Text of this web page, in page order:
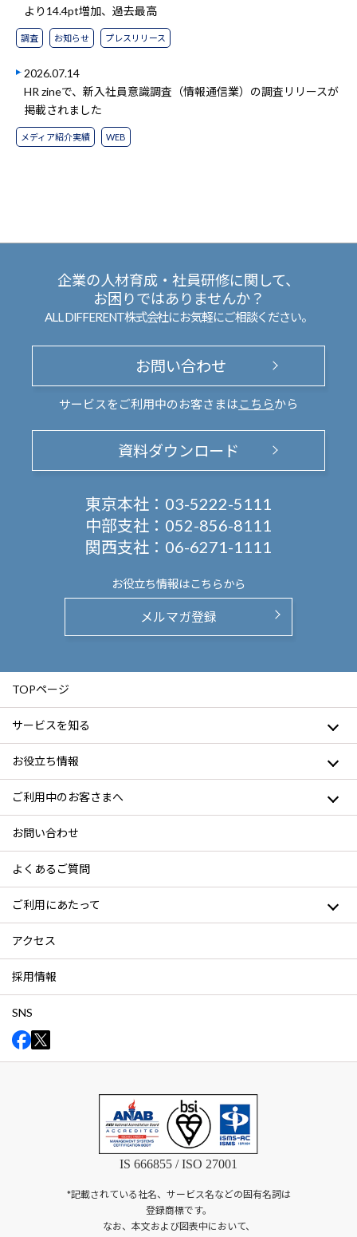
より14.4pt増加、過去最高
調査 お知らせ プレスリリース
2026.07.14
HR zineで、新入社員意識調査（情報通信業）の調査リリースが
掲載されました
メディア紹介実績 WEB
企業の人材育成・社員研修に関して、
お困りではありませんか？
ALL DIFFERENT株式会社にお気軽にご相談ください。
お問い合わせ
サービスをご利用中のお客さまは こちらから
資料ダウンロード
東京本社： 03-5222-5111
中部支社： 052-856-8111
関西支社： 06-6271-1111
お役立ち情報はこちらから
メルマガ登録
TOPページ
サービスを知る
お役立ち情報
ご利用中のお客さまへ
お問い合わせ
よくあるご質問
ご利用にあたって
アクセス
採用情報
SNS
IS 666855 / ISO 27001
*記載されている社名、サービス名などの固有名詞は
登録商標です。
なお、本文および図表中において、